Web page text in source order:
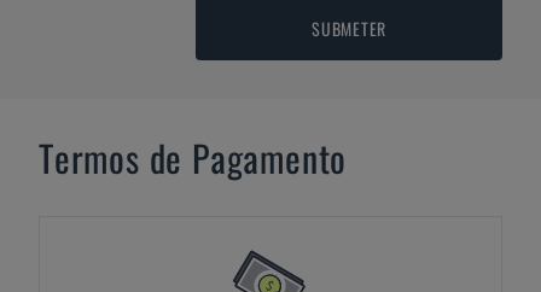
SUBMETER
Termos de Pagamento